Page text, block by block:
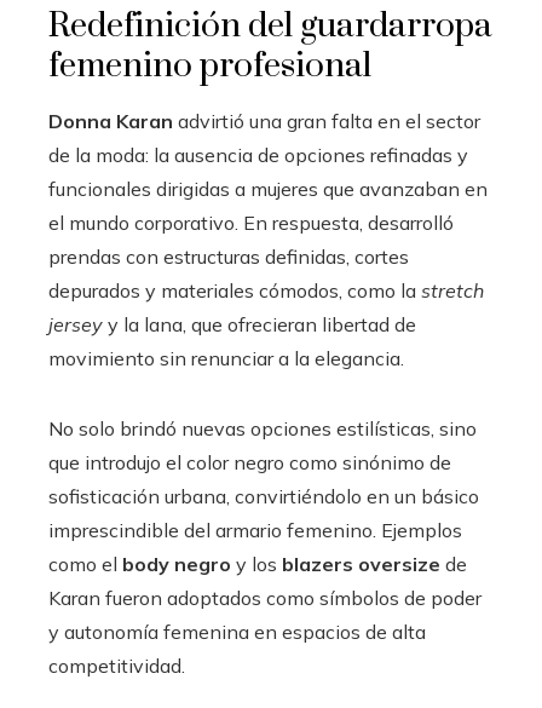
Redefinición del guardarropa
femenino profesional
Donna Karan advirtió una gran falta en el sector
de la moda: la ausencia de opciones refinadas y
funcionales dirigidas a mujeres que avanzaban en
el mundo corporativo. En respuesta, desarrolló
prendas con estructuras definidas, cortes
depurados y materiales cómodos, como la stretch
jersey y la lana, que ofrecieran libertad de
movimiento sin renunciar a la elegancia.
No solo brindó nuevas opciones estilísticas, sino
que introdujo el color negro como sinónimo de
sofisticación urbana, convirtiéndolo en un básico
imprescindible del armario femenino. Ejemplos
como el body negro y los blazers oversize de
Karan fueron adoptados como símbolos de poder
y autonomía femenina en espacios de alta
competitividad.